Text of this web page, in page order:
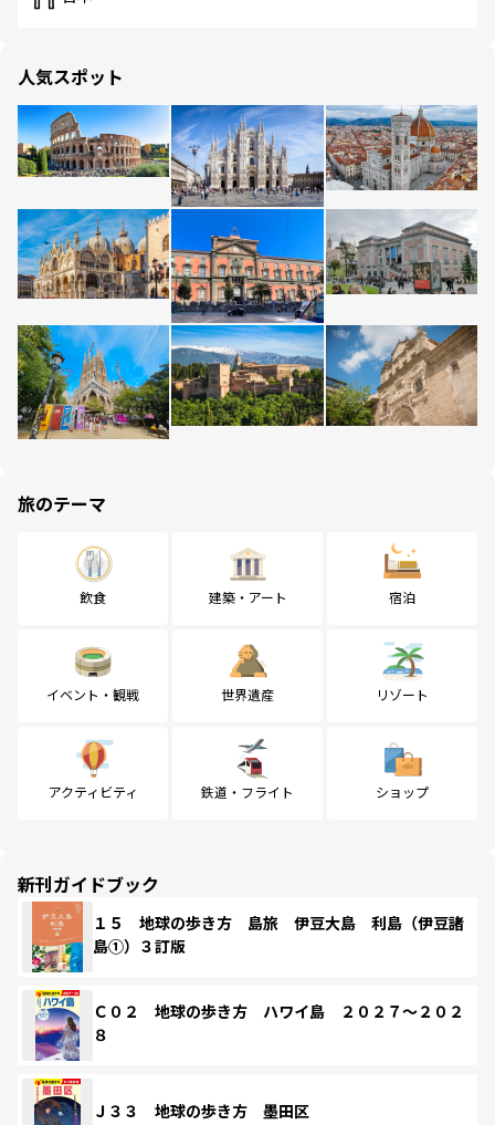
人気スポット
旅のテーマ
飲食 建築・アート 宿泊
イベント・観戦 世界遺産 リゾート
アクティビティ 鉄道・フライト ショップ
新刊ガイドブック
１５ 地球の歩き方 島旅 伊豆大島 利島（伊豆諸
島①）３訂版
Ｃ０２ 地球の歩き方 ハワイ島 ２０２７～２０２
８
Ｊ３３ 地球の歩き方 墨田区